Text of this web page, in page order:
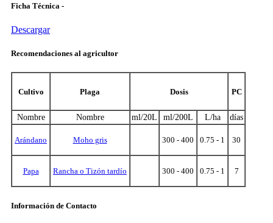
Ficha Técnica -
Descargar
Recomendaciones al agricultor
Cultivo Plaga Dosis PC
Nombre Nombre ml/20L ml/200L L/ha días
Arándano Moho gris 300 - 400 0.75 - 1 30
Papa Rancha o Tizón tardío 300 - 400 0.75 - 1 7
Información de Contacto